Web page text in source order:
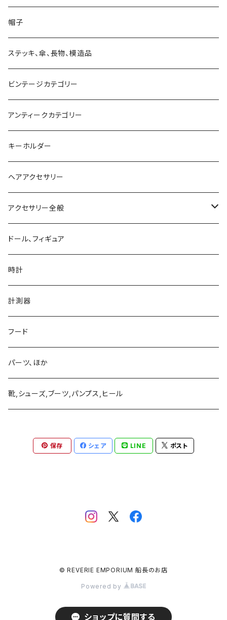
ソックス、レギンス
マフラー、ストール、スカーフ
ベスト
マスク
望遠鏡、単眼鏡、双眼鏡、ルーペ
付けエリ
手首、足首
造形
キャンドルスタンド
財布
バッグ
帽子
ステッキ、傘、長物、模造品
ビンテージカテゴリー
アンティークカテゴリー
キーホルダー
ヘアアクセサリー
アクセサリー全般
シルバーアクセサリー
ネックレス、ペンダント
ブレスレット、バングル
真鍮、銅、ニッケル、非鉄金属アクセサリー
ネックレス、ペンダント
ブレスレット、バングル
アクリル、レジン、ガラス、その他
ネックレス、ペンダント
ブレスレット、バングル
革製品
ネックレス、ペンダント
ブレスレット、バングル
ブローチ、バッチ
ネクタイピンほか
ドール、フィギュア
時計
計測器
フード
パーツ、ほか
靴,シューズ,ブーツ,パンプス,ヒール
保存 シェア LINE ポスト
© REVERIE EMPORIUM 船長のお店
Powered by
ショップに質問する